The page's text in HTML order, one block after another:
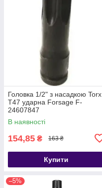
Головка 1/2" з насадкою Torx
T47 ударна Forsage F-
24607847
В наявності
154,85 ₴ 163 ₴
Купити
–5%